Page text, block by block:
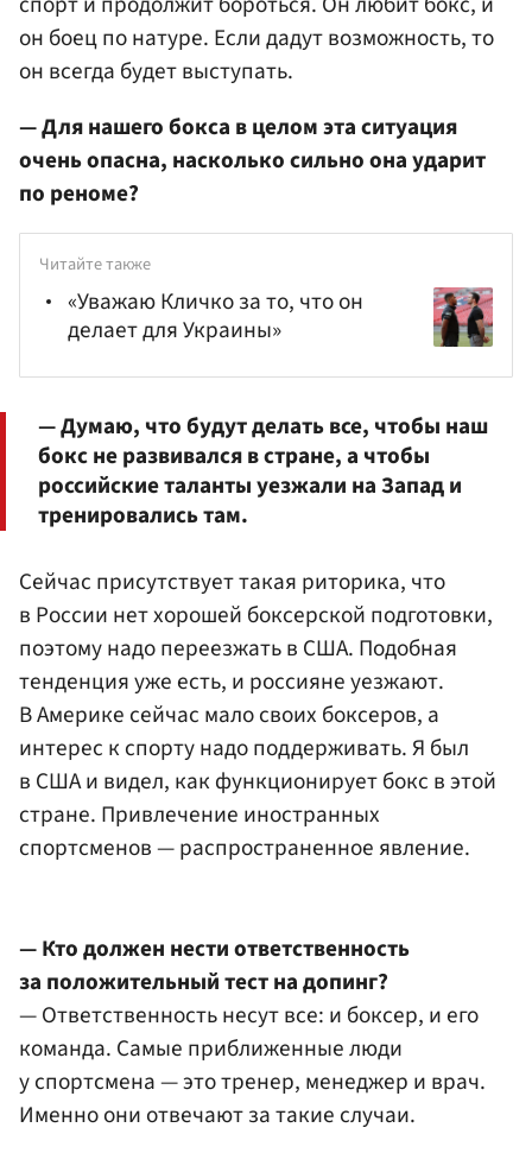
он боец по натуре. Если дадут возможность, то
он всегда будет выступать.
— Для нашего бокса в целом эта ситуация
очень опасна, насколько сильно она ударит
по реноме?
Читайте также
«Уважаю Кличко за то, что он
делает для Украины»
— Думаю, что будут делать все, чтобы наш
бокс не развивался в стране, а чтобы
российские таланты уезжали на Запад и
тренировались там.
Сейчас присутствует такая риторика, что
в России нет хорошей боксерской подготовки,
поэтому надо переезжать в США. Подобная
тенденция уже есть, и россияне уезжают.
В Америке сейчас мало своих боксеров, а
интерес к спорту надо поддерживать. Я был
в США и видел, как функционирует бокс в этой
стране. Привлечение иностранных
спортсменов — распространенное явление.
— Кто должен нести ответственность
за положительный тест на допинг?
— Ответственность несут все: и боксер, и его
команда. Самые приближенные люди
у спортсмена — это тренер, менеджер и врач.
Именно они отвечают за такие случаи.